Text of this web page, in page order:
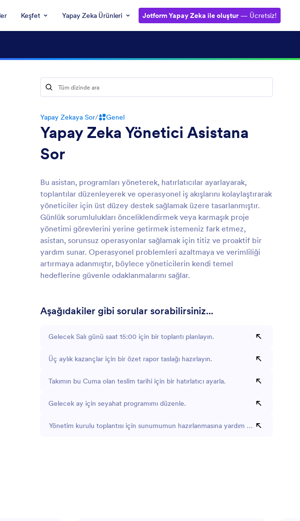
Keşfet Yapay Zeka Ürünleri Jotform Yapay Zeka ile oluştur— Ücretsiz!
Yapay Zekaya Sor/ Genel
Yapay Zeka Yönetici Asistana
Sor
Bu asistan, programları yöneterek, hatırlatıcılar ayarlayarak,
toplantılar düzenleyerek ve operasyonel iş akışlarını kolaylaştırarak
yöneticiler için üst düzey destek sağlamak üzere tasarlanmıştır.
Günlük sorumlulukları önceliklendirmek veya karmaşık proje
yönetimi görevlerini yerine getirmek istemeniz fark etmez,
asistan, sorunsuz operasyonlar sağlamak için titiz ve proaktif bir
yardım sunar. Operasyonel problemleri azaltmaya ve verimliliği
artırmaya adanmıştır, böylece yöneticilerin kendi temel
hedeflerine güvenle odaklanmalarını sağlar.
Aşağıdakiler gibi sorular sorabilirsiniz...
Gelecek Salı günü saat 15:00 için bir toplantı planlayın.
Üç aylık kazançlar için bir özet rapor taslağı hazırlayın.
Takımın bu Cuma olan teslim tarihi için bir hatırlatıcı ayarla.
Gelecek ay için seyahat programımı düzenle.
Yönetim kurulu toplantısı için sunumumun hazırlanmasına yardım et.